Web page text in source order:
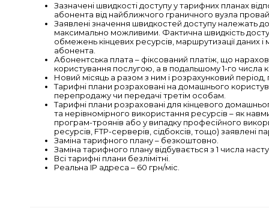
Зазначені швидкості доступу у тарифних планах
абонента від найближчого граничного вузла
Заявлені значення швидкостей доступу належать
максимально можливими. Фактична швидкість
обмежень кінцевих ресурсів, маршрутизації
абонента.
Абонентська плата – фіксований платіж, що
користування послугою, а в подальшому 1-го числа
Новий місяць а разом з ним і розрахунковий
Тарифні плани розраховані на домашнього
перепродажу чи передачі третім особам.
Тарифні плани розраховані для кінцевого
та нерівномірного використання ресурсів – як
програм-троянів або у випадку професійного
ресурсів, FTP-серверів, сідбоксів, тощо) заявлені
Заміна тарифного плану – безкоштовно.
Заміна тарифного плану відбувається з 1 числа
Всі тарифні плани безлімітні.
Реальна IP адреса – 60 грн/міс.